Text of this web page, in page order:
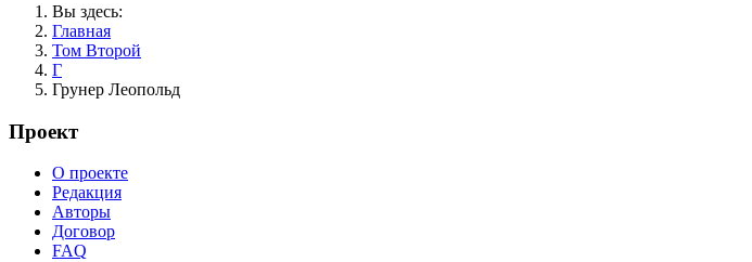
Вы здесь:
Главная
Том Второй
Г
Грунер Леопольд
Проект
О проекте
Редакция
Авторы
Договор
FAQ